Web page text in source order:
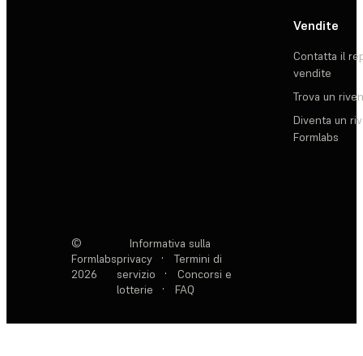
Vendite
Contatta il
vendite
Trova un
Diventa un
Formlabs
©
Formlabs
2026
Informativa sulla
privacy
·
Termini di
servizio
·
Concorsi e
lotterie
· FAQ